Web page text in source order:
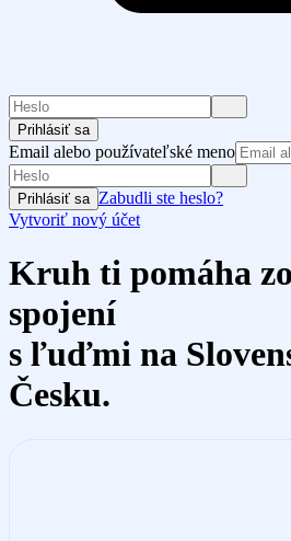
Prihlásiť sa
Email alebo používateľské meno
Prihlásiť sa Zabudli ste heslo?
Vytvoriť nový účet
Kruh ti pomáha
spojení
s ľuďmi na
Česku.